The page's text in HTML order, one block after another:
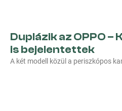
Duplázik az OPPO –
is bejelentettek
A két modell közül a periszkópos